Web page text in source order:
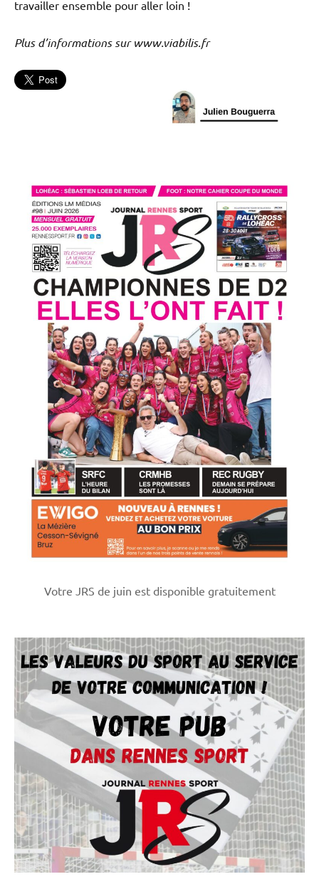
travailler ensemble pour aller loin !
Plus d’informations sur www.viabilis.fr
Votre JRS de juin est disponible gratuitement